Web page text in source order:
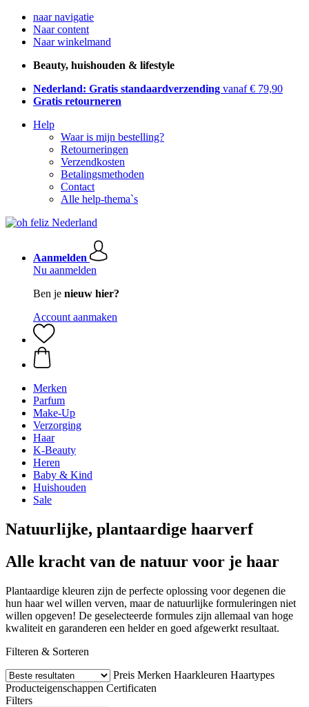
naar navigatie
Naar content
Naar winkelmand
Beauty, huishouden & lifestyle
Nederland: Gratis standaardverzending vanaf € 79,90
Gratis retourneren
Help
Waar is mijn bestelling?
Retourneringen
Verzendkosten
Betalingsmethoden
Contact
Alle help-thema`s
Aanmelden
Nu aanmelden
Ben je nieuw hier?
Account aanmaken
Merken
Parfum
Make-Up
Verzorging
Haar
K-Beauty
Heren
Baby & Kind
Huishouden
Sale
Natuurlijke, plantaardige haarverf
Alle kracht van de natuur voor je haar
Plantaardige kleuren zijn de perfecte oplossing voor degenen die
hun haar wel willen verven, maar de natuurlijke formuleringen niet
willen opgeven! De geselecteerde formules zijn allemaal van hoge
kwaliteit en garanderen een helder en goed afgewerkt resultaat.
Filteren & Sorteren
Preis Merken Haarkleuren Haartypes
Producteigenschappen Certificaten
Filters